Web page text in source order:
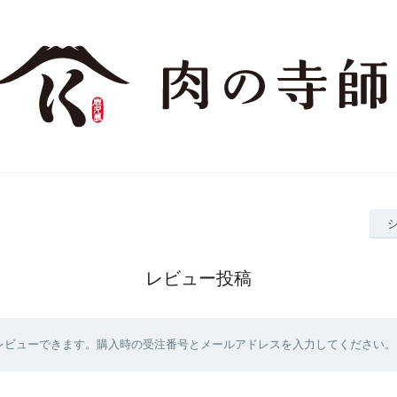
レビュー投稿
ューできます。購入時の受注番号とメールアドレスを入力してください。